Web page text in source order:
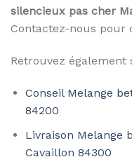
silencieux pas cher
Contactez-nous pour
Retrouvez également
Conseil Melange
84200
Livraison Melange
Cavaillon 84300